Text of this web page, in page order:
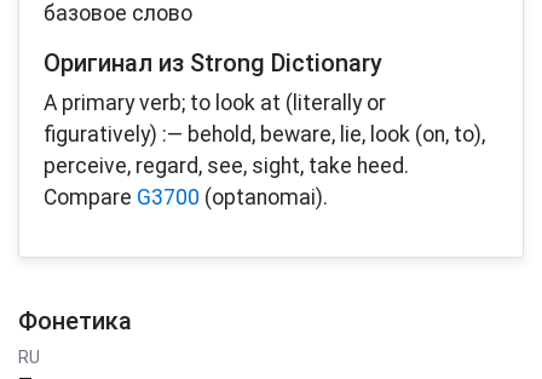
базовое слово
Оригинал из Strong Dictionary
A primary verb; to look at (literally or
figuratively) :— behold, beware, lie, look (on, to),
perceive, regard, see, sight, take heed.
Compare G3700 (optanomai).
Фонетика
RU